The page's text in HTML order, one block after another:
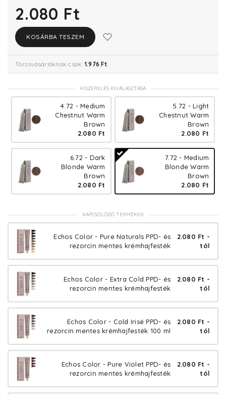
2.080 Ft
KOSÁRBA TESZEM
Törzsvásárlóknak csak: 1.976 Ft
KISZERELÉS KIVÁLASZTÁSA
4.72 - Medium
Chestnut Warm
Brown
2.080 Ft
5.72 - Light
Chestnut Warm
Brown
2.080 Ft
6.72 - Dark
Blonde Warm
Brown
2.080 Ft
7.72 - Medium
Blonde Warm
Brown
2.080 Ft
KAPCSOLÓDÓ TERMÉKEK
Echos Color - Pure Naturals PPD- és
rezorcin mentes krémhajfesték
2.080 Ft -
tól
Echos Color - Extra Cold PPD- és
rezorcin mentes krémhajfesték
2.080 Ft -
tól
Echos Color - Cold Irisé PPD- és
rezorcin mentes krémhajfesték 100 ml
2.080 Ft -
tól
Echos Color - Pure Violet PPD- és
rezorcin mentes krémhajfesték
2.080 Ft -
tól